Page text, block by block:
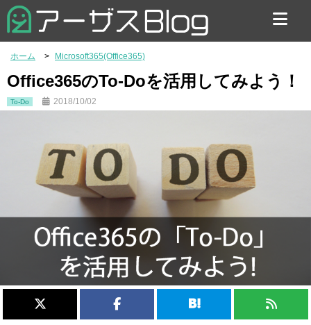
お問い合わせ
ホーム Microsoft365(Office365)
Office365のTo-Doを活用してみよう！
To-Do 2018/10/02